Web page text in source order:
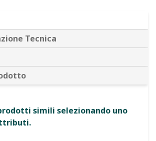
Tecnica
simili selezionando uno